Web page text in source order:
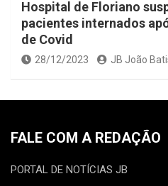
Hospital de Floriano
pacientes internados
de Covid
28/12/2023 JB João
FALE COM A REDAÇÃO
PORTAL DE NOTÍCIAS JB